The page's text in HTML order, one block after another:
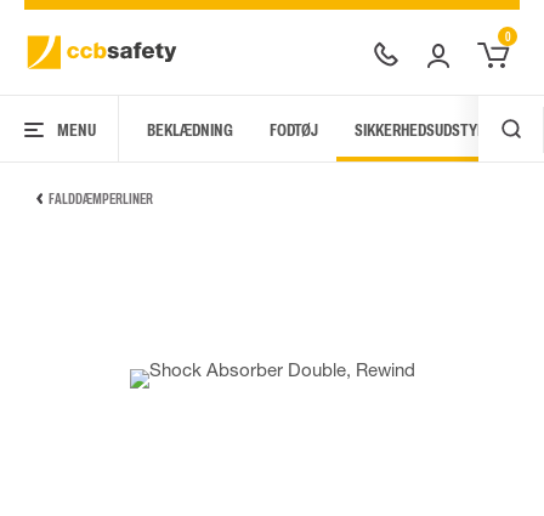
0
MENU BEKLÆDNING FODTØJ SIKKERHEDSUDSTYR
FALDDÆMPERLINER